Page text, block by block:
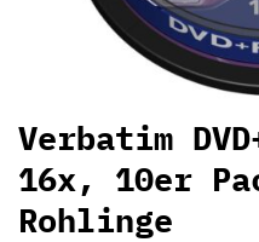
Verbatim
16x, 10er
Rohlinge